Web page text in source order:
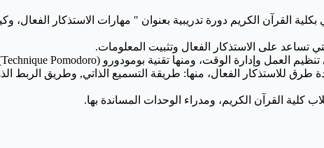
القرآن الكريم دورة تدريبية بعنوان " مهارات الاستذكار
تساعد على الاستذكار الفعال وتثبيت المعلومات.
العمل وإدارة الوقت، ومنها تقنية بومودورو (Technique Pomodoro
للاستذكار الفعال، منها: طريقة التسميع الذاتي, وطريق الربط
القرآن الكريم، ومدراء الوحدات المساندة بها.